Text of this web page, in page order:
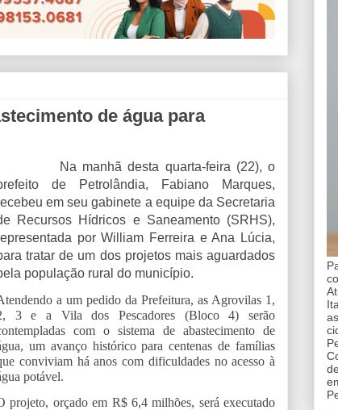
de água para
Na manhã desta quarta-feira (22), o
de Petrolândia, Fabiano Marques,
em seu gabinete a equipe da Secretaria
Recursos Hídricos e Saneamento (SRHS),
por William Ferreira e Ana Lúcia,
tratar de um dos projetos mais aguardados
população rural do município.
a um pedido da Prefeitura, as Agrovilas 1,
3 e a Vila dos Pescadores (Bloco 4) serão
com o sistema de abastecimento de
um avanço histórico para centenas de famílias
conviviam há anos com dificuldades no acesso à
potável.
projeto, orçado em R$ 6,4 milhões, será executado